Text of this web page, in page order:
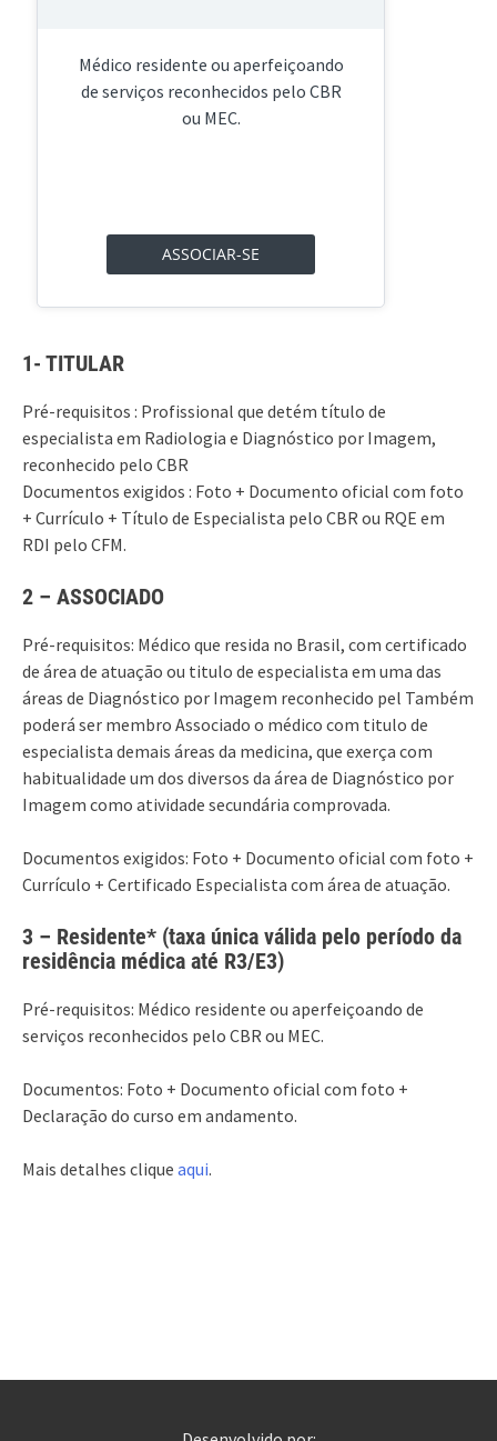
Médico residente ou aperfeiçoando
de serviços reconhecidos pelo CBR
ou MEC.
ASSOCIAR-SE
1- TITULAR
Pré-requisitos : Profissional que detém título de
especialista em Radiologia e Diagnóstico por Imagem,
reconhecido pelo CBR
Documentos exigidos : Foto + Documento oficial com foto
+ Currículo + Título de Especialista pelo CBR ou RQE em
RDI pelo CFM.
2 – ASSOCIADO
Pré-requisitos: Médico que resida no Brasil, com certificado
de área de atuação ou titulo de especialista em uma das
áreas de Diagnóstico por Imagem reconhecido pel Também
poderá ser membro Associado o médico com titulo de
especialista demais áreas da medicina, que exerça com
habitualidade um dos diversos da área de Diagnóstico por
Imagem como atividade secundária comprovada.
Documentos exigidos: Foto + Documento oficial com foto +
Currículo + Certificado Especialista com área de atuação.
3 – Residente* (taxa única válida pelo período da
residência médica até R3/E3)
Pré-requisitos: Médico residente ou aperfeiçoando de
serviços reconhecidos pelo CBR ou MEC.
Documentos: Foto + Documento oficial com foto +
Declaração do curso em andamento.
Mais detalhes clique aqui.